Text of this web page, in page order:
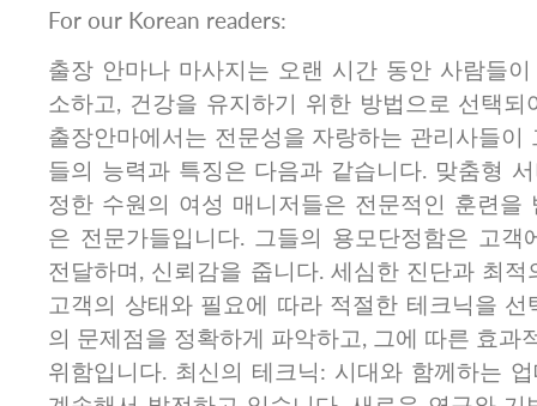
For our Korean readers:
출장 안마나 마사지는 오랜 시간 동안 사람들
소하고, 건강을 유지하기 위한 방법으로 선택
출장안마에서는 전문성을 자랑하는 관리사들이
들의 능력과 특징은 다음과 같습니다. 맞춤형
정한 수원의 여성 매니저들은 전문적인 훈련을
은 전문가들입니다. 그들의 용모단정함은 고객
전달하며, 신뢰감을 줍니다. 세심한 진단과 최
고객의 상태와 필요에 따라 적절한 테크닉을
의 문제점을 정확하게 파악하고, 그에 따른 효과
위함입니다. 최신의 테크닉: 시대와 함께하는